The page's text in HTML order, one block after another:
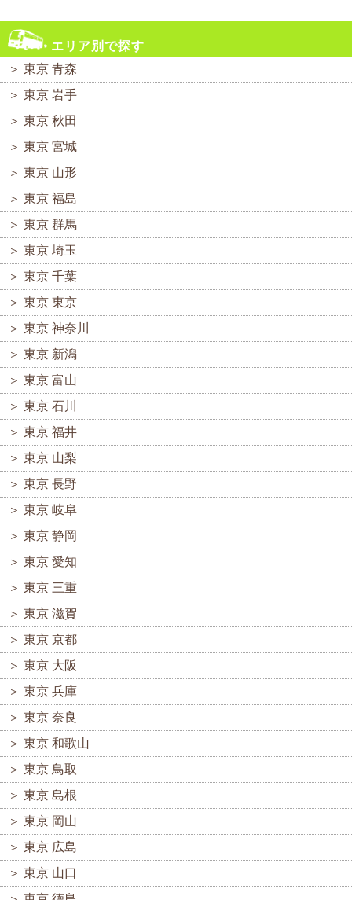
エリア別で探す
＞ 東京 青森
＞ 東京 岩手
＞ 東京 秋田
＞ 東京 宮城
＞ 東京 山形
＞ 東京 福島
＞ 東京 群馬
＞ 東京 埼玉
＞ 東京 千葉
＞ 東京 東京
＞ 東京 神奈川
＞ 東京 新潟
＞ 東京 富山
＞ 東京 石川
＞ 東京 福井
＞ 東京 山梨
＞ 東京 長野
＞ 東京 岐阜
＞ 東京 静岡
＞ 東京 愛知
＞ 東京 三重
＞ 東京 滋賀
＞ 東京 京都
＞ 東京 大阪
＞ 東京 兵庫
＞ 東京 奈良
＞ 東京 和歌山
＞ 東京 鳥取
＞ 東京 島根
＞ 東京 岡山
＞ 東京 広島
＞ 東京 山口